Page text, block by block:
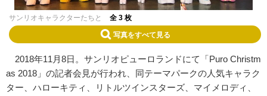
サンリオキャラクターたちと 全 3 枚
写真をすべて見る
2018年11月8日。サンリオピューロランドにて「Puro Christm
as 2018」の記者会見が行われ、同テーマパークの人気キャラク
ター、ハローキティ、リトルツインスターズ、マイメロディ、